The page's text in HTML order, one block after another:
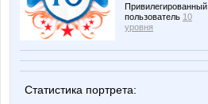
Привилегированный
пользователь 10
уровня
Статистика портрета: